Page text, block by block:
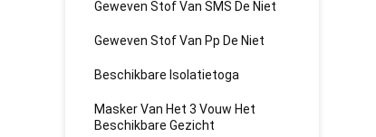
Geweven Stof Van SMS De Niet
Geweven Stof Van Pp De Niet
Beschikbare Isolatietoga
Masker Van Het 3 Vouw Het
Beschikbare Gezicht